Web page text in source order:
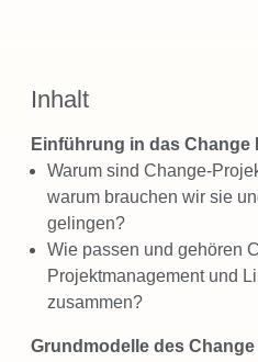
Inhalt
Einführung in das Change
Warum sind Change-
warum brauchen wir sie
gelingen?
Wie passen und gehören
Projektmanagement und
zusammen?
Grundmodelle des